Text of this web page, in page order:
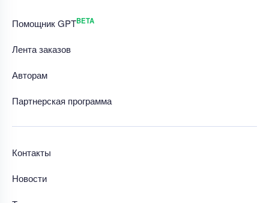
Помощник GPTBETA
Лента заказов
Авторам
Партнерская программа
Контакты
Новости